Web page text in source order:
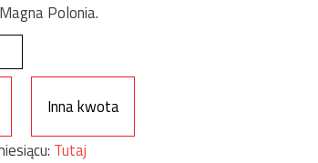
Polonia.
Inna kwota
Tutaj